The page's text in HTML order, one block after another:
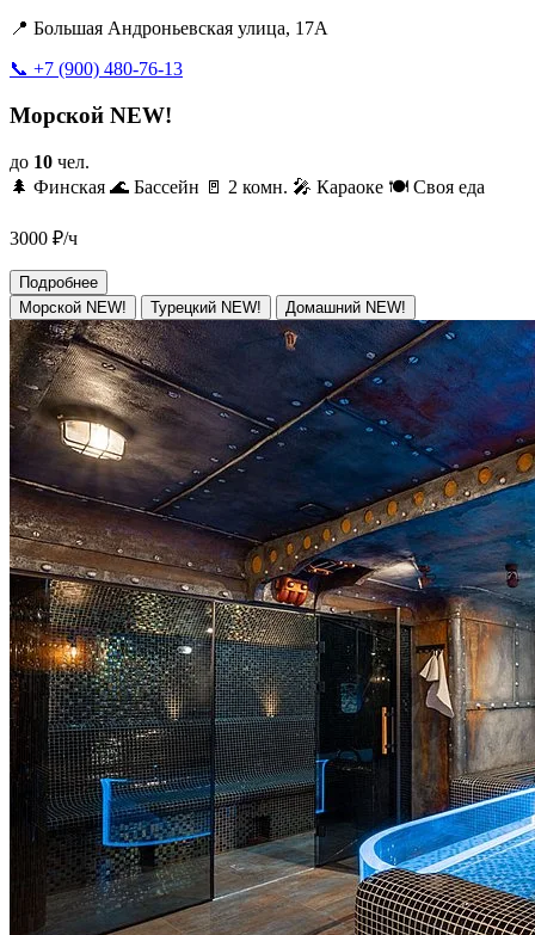
📍 Большая Андроньевская улица, 17А
📞 +7 (900) 480-76-13
Морской NEW!
до 10 чел.
🌲 Финская 🌊 Бассейн 🚪 2 комн. 🎤 Караоке 🍽️ Своя еда
3000 ₽/ч
Подробнее
Морской NEW!
Турецкий NEW! Домашний NEW!